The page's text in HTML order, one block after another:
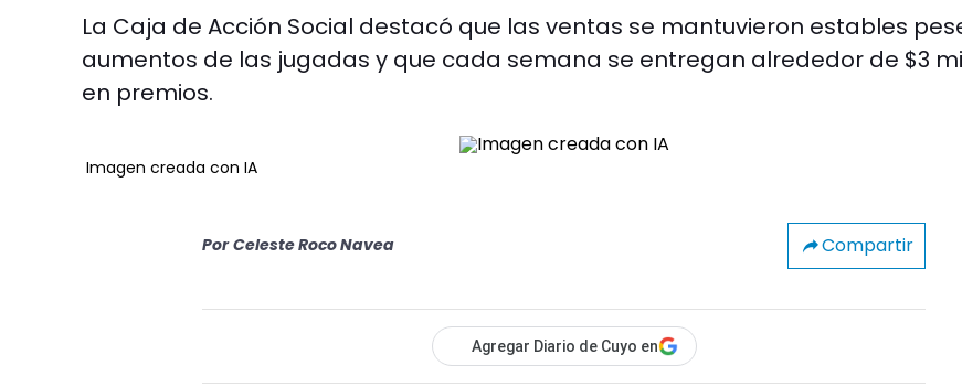
La Caja de Acción Social destacó que las ventas se mantuvieron estables
aumentos de las jugadas y que cada semana se entregan alrededor de $3
en premios.
Imagen creada con IA
Por Celeste Roco Navea Compartir
Agregar Diario de Cuyo en